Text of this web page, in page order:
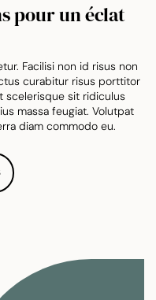
pour un éclat
Facilisi non id risus non
curabitur risus porttitor
scelerisque sit ridiculus
massa feugiat. Volutpat
diam commodo eu.